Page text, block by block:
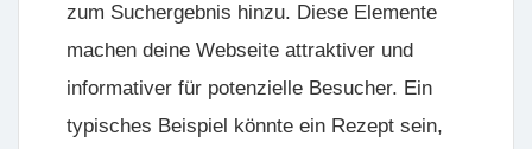
zum Suchergebnis hinzu. Diese Elemente
machen deine Webseite attraktiver und
informativer für potenzielle Besucher. Ein
typisches Beispiel könnte ein Rezept sein,